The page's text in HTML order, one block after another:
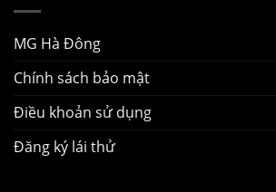
MG Hà Đông
Chính sách bảo mật
Điều khoản sử dụng
Đăng ký lái thử